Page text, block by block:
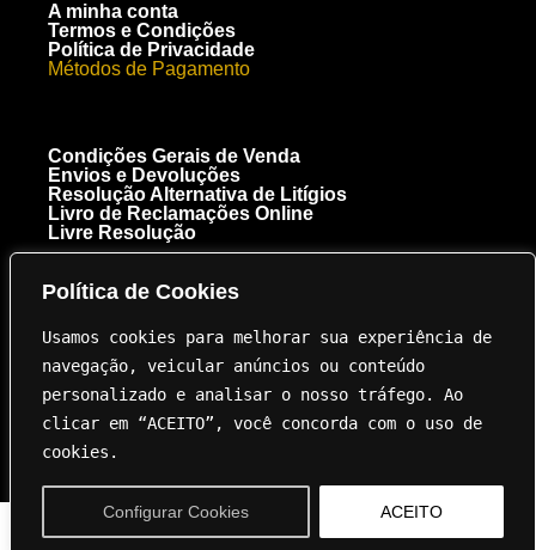
Política de Cookies
Usamos cookies para melhorar sua experiência de
navegação, veicular anúncios ou conteúdo
personalizado e analisar o nosso tráfego. Ao
clicar em “ACEITO”, você concorda com o uso de
cookies.
Configurar Cookies ACEITO
A minha conta
Termos e Condições
Política de Privacidade
Métodos de Pagamento
Condições Gerais de Venda
Envios e Devoluções
Resolução Alternativa de Litígios
Livro de Reclamações Online
Livre Resolução
Royal Carbon Creations Unipessoal, Lda. EN 125 Troto Km 95.5
8135-040 Almancil NIF 515237264
geral@innovation.com.pt